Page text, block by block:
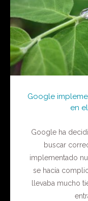
Google
en
Google ha
buscar
implementado
se hacía
llevaba mucho